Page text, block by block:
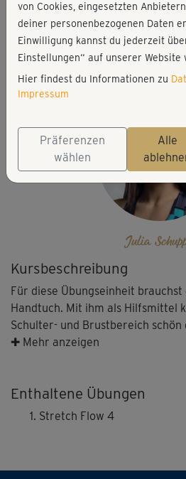
Kursbeschreibung
Für diese Übungseinheit
Handtuch. Mit ihm als Hilfsmittel
Schulter- und Brustbereich schön
mobilisieren. Blockaden werden
Bewegungen leichter und
✚ Mehr anzeigen
Enthaltene Übungen
Stretch Flow 4
5 Min
14 kcal
Julia Schuppel
Matte, mittelgroßes Handtuch
Julia
von Cookies, eingesetzten
deiner personenbezogenen Daten
Einwilligung kannst du jederzeit
Einstellungen“ auf unserer Website
Hier findest du Informationen zu
Impressum
Präferenzen
wählen
Alle